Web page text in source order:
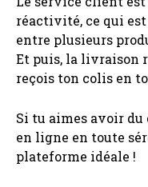
réactivité, ce qui
entre plusieurs
Et puis, la livraison
reçois ton colis en
Si tu aimes avoir
en ligne en toute
plateforme idéale !